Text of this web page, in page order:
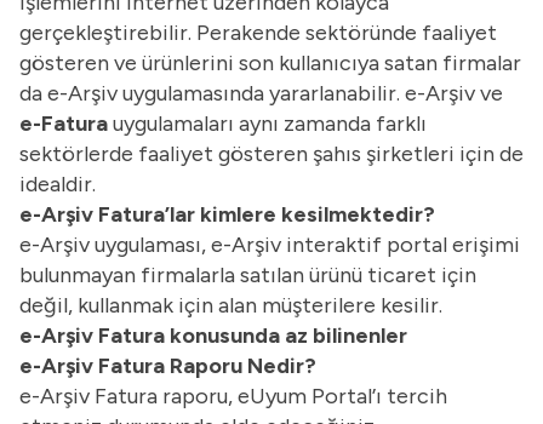
gerçekleştirebilir. Perakende sektöründe faaliyet
gösteren ve ürünlerini son kullanıcıya satan firmalar
da e-Arşiv uygulamasında yararlanabilir. e-Arşiv ve
e-Faturauygulamaları aynı zamanda farklı
sektörlerde faaliyet gösteren şahıs şirketleri için de
idealdir.
e-Arşiv Fatura’lar kimlere kesilmektedir?
e-Arşiv uygulaması, e-Arşiv interaktif portal erişimi
bulunmayan firmalarla satılan ürünü ticaret için
değil, kullanmak için alan müşterilere kesilir.
e-Arşiv Fatura konusunda az bilinenler
e-Arşiv Fatura Raporu Nedir?
e-Arşiv Fatura raporu, eUyum Portal’ı tercih